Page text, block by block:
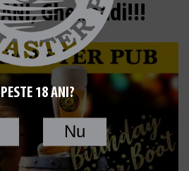
ANI, Ghennadi!!!
18 ANI?
Nu